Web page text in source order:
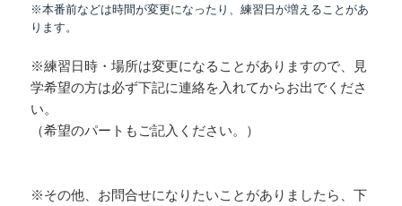
※本番前などは時間が変更になったり、練習日が増えることがあ
ります。
※練習日時・場所は変更になることがありますので、見
学希望の方は必ず下記に連絡を入れてからお出でくださ
い。
（希望のパートもご記入ください。）
※その他、お問合せになりたいことがありましたら、下